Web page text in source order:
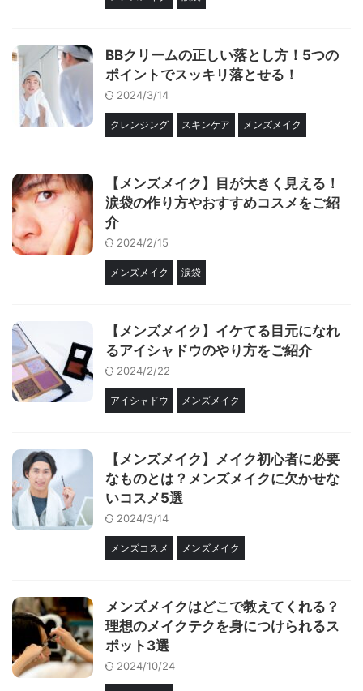
BBクリームの正しい落とし方！5つの
ポイントでスッキリ落とせる！
2024/3/14
クレンジング スキンケア メンズメイク
【メンズメイク】目が大きく見える！
涙袋の作り方やおすすめコスメをご紹
介
2024/2/15
メンズメイク 涙袋
【メンズメイク】イケてる目元になれ
るアイシャドウのやり方をご紹介
2024/2/22
アイシャドウ メンズメイク
【メンズメイク】メイク初心者に必要
なものとは？メンズメイクに欠かせな
いコスメ5選
2024/3/14
メンズコスメ メンズメイク
メンズメイクはどこで教えてくれる？
理想のメイクテクを身につけられるス
ポット3選
2024/10/24